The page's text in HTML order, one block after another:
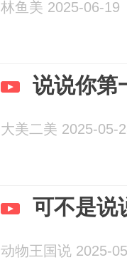
林鱼美 2025-06-19
说说你第
大美二美 2025-05-
可不是说
动物王国说 2025-